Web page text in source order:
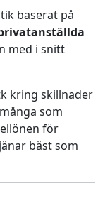
baserat på
med i snitt
kring skillnader
som
för
bäst som